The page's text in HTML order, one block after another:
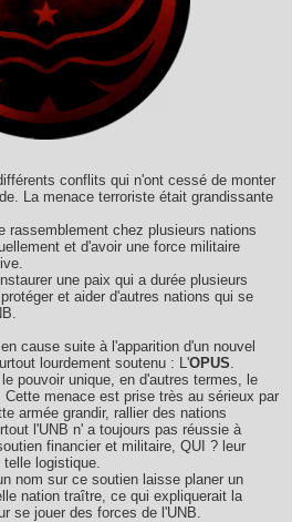
conflits qui n'ont cessé de monter
La menace terroriste était grandissante
rassemblement chez plusieurs nations
et d'avoir une force militaire
une paix qui a durée plusieurs
et aider d'autres nations qui se
cause suite à l'apparition d'un nouvel
lourdement soutenu : L'OPUS.
pouvoir unique, en d'autres termes, le
menace est prise très au sérieux par
armée grandir, rallier des nations
l'UNB n' a toujours pas réussie à
financier et militaire, QUI ? leur
logistique.
nom sur ce soutien laisse planer un
nation traître, ce qui expliquerait la
se jouer des forces de l'UNB.